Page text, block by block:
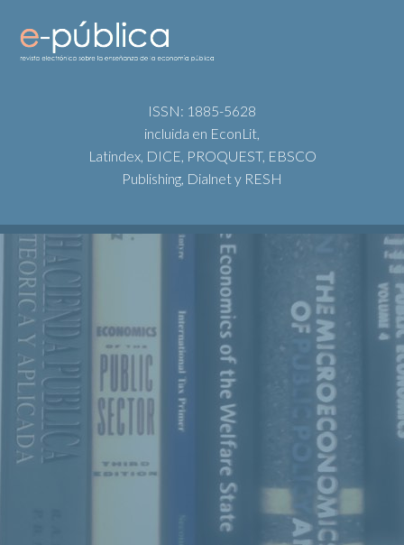
ISSN: 1885-5628
incluida en EconLit,
Latindex, DICE, PROQUEST, EBSCO
Publishing, Dialnet y RESH